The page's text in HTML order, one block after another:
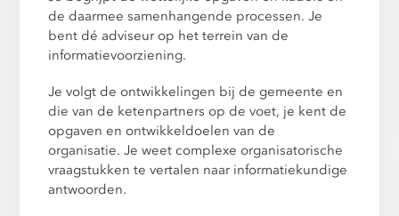
de daarmee samenhangende processen. Je
bent dé adviseur op het terrein van de
informatievoorziening.
Je volgt de ontwikkelingen bij de gemeente en
die van de ketenpartners op de voet, je kent de
opgaven en ontwikkeldoelen van de
organisatie. Je weet complexe organisatorische
vraagstukken te vertalen naar informatiekundige
antwoorden.